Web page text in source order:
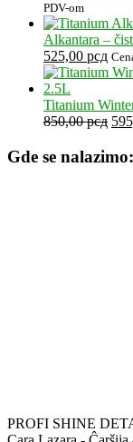
PDV-om
Alkantara –
Originalna
cena
je
bila:
750,00 рсд.
525,00 рсд
cena
Titanium
850,00рсд
je
Gde se nalazimo:
PROFI SHINE